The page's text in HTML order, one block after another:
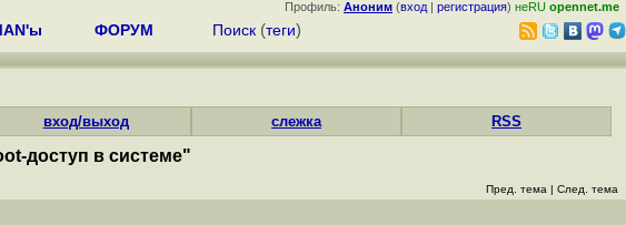
Профиль: Аноним (вход | регистрация) неRU opennet.me
ФОРУМ Поиск (теги)
вход/выход слежка RSS
доступ в системе"
Пред. тема | След. тема